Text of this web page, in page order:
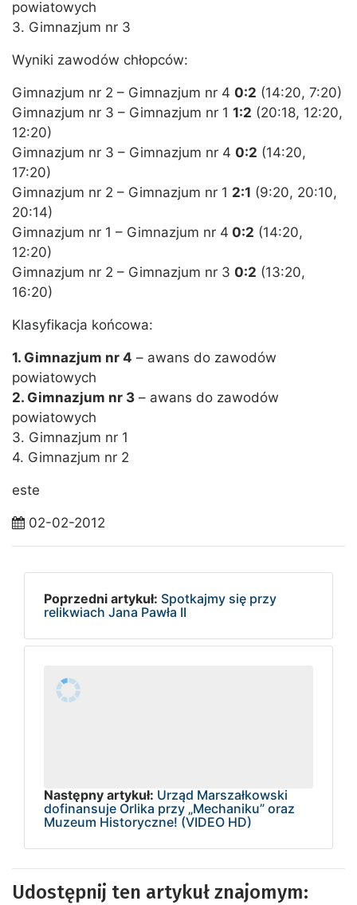
powiatowych
3. Gimnazjum nr 3
Wyniki zawodów chłopców:
Gimnazjum nr 2 – Gimnazjum nr 4 0:2 (14:20, 7:20)
Gimnazjum nr 3 – Gimnazjum nr 1 1:2 (20:18, 12:20,
12:20)
Gimnazjum nr 3 – Gimnazjum nr 4 0:2 (14:20,
17:20)
Gimnazjum nr 2 – Gimnazjum nr 1 2:1 (9:20, 20:10,
20:14)
Gimnazjum nr 1 – Gimnazjum nr 4 0:2 (14:20,
12:20)
Gimnazjum nr 2 – Gimnazjum nr 3 0:2 (13:20,
16:20)
Klasyfikacja końcowa:
1. Gimnazjum nr 4 – awans do zawodów
powiatowych
2. Gimnazjum nr 3 – awans do zawodów
powiatowych
3. Gimnazjum nr 1
4. Gimnazjum nr 2
este
02-02-2012
Poprzedni artykuł: Spotkajmy się przy
relikwiach Jana Pawła II
Następny artykuł: Urząd Marszałkowski
dofinansuje Orlika przy „Mechaniku” oraz
Muzeum Historyczne! (VIDEO HD)
Udostępnij ten artykuł znajomym: